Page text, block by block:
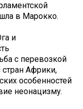
в Марокко.
и
с перевозкой
стран Африки,
особенностей
неонацизму.